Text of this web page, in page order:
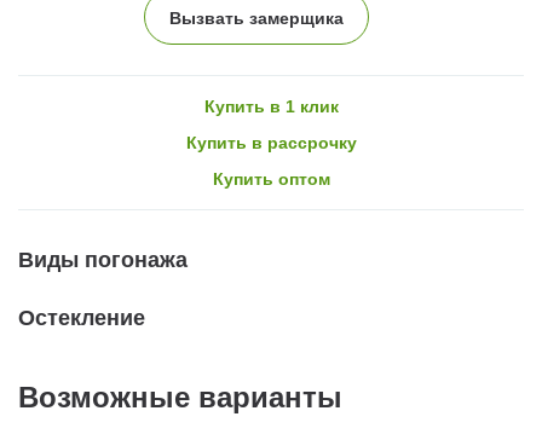
Вызвать замерщика
Купить в 1 клик
Купить в рассрочку
Купить оптом
Виды погонажа
Остекление
Возможные варианты